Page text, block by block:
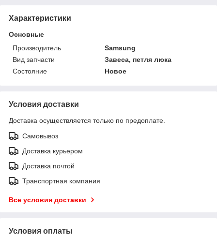
Характеристики
Основные
Производитель
Samsung
Вид запчасти
Завеса, петля люка
Состояние
Новое
Условия доставки
Доставка осуществляется только по предоплате.
Самовывоз
Доставка курьером
Доставка почтой
Транспортная компания
Все условия доставки
Условия оплаты